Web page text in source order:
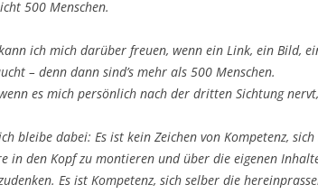
500 Menschen.
ich mich darüber freuen, wenn ein Link, ein Bild,
– denn dann sind’s mehr als 500 Menschen.
es mich persönlich nach der dritten Sichtung
bleibe dabei: Es ist kein Zeichen von Kompetenz,
in den Kopf zu montieren und über die eigenen
Es ist Kompetenz, sich selber die